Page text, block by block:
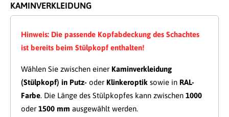
KAMINVERKLEIDUNG
Hinweis: Die passende Kopfabdeckung des Schachtes
ist bereits beim Stülpkopf enthalten!
Wählen Sie zwischen einer Kaminverkleidung
(Stülpkopf) in Putz- oder Klinkeroptik sowie in RAL-
Farbe. Die Länge des Stülpkopfes kann zwischen 1000
oder 1500 mm ausgewählt werden.